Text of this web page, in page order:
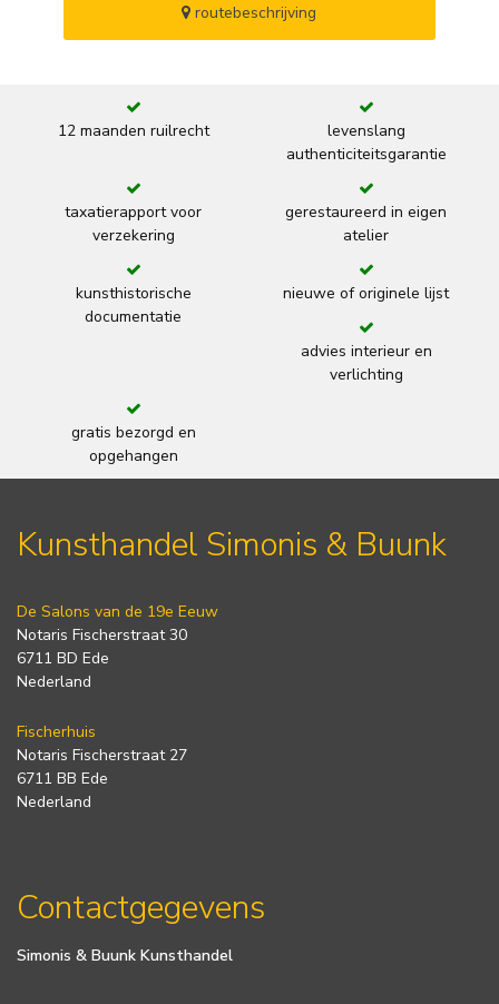
routebeschrijving
12 maanden ruilrecht
levenslang
authenticiteitsgarantie
taxatierapport voor
verzekering
gerestaureerd in eigen
atelier
kunsthistorische
documentatie
nieuwe of originele lijst
advies interieur en
verlichting
gratis bezorgd en
opgehangen
Kunsthandel Simonis & Buunk
De Salons van de 19e Eeuw
Notaris Fischerstraat 30
6711 BD Ede
Nederland
Fischerhuis
Notaris Fischerstraat 27
6711 BB Ede
Nederland
Contactgegevens
Simonis & Buunk Kunsthandel